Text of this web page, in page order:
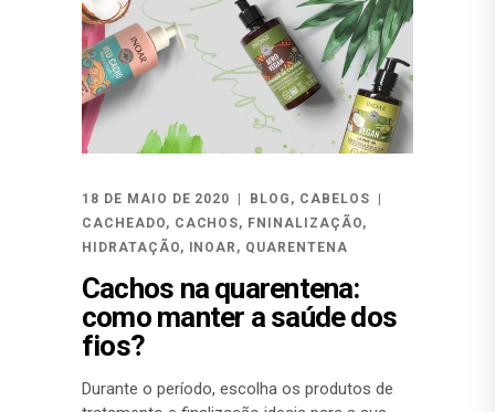
18 DE MAIO DE 2020 BLOG , CABELOS
CACHEADO, CACHOS, FNINALIZAÇÃO,
HIDRATAÇÃO, INOAR , QUARENTENA
Cachos na quarentena:
como manter a saúde dos
fios?
Durante o período, escolha os produtos de